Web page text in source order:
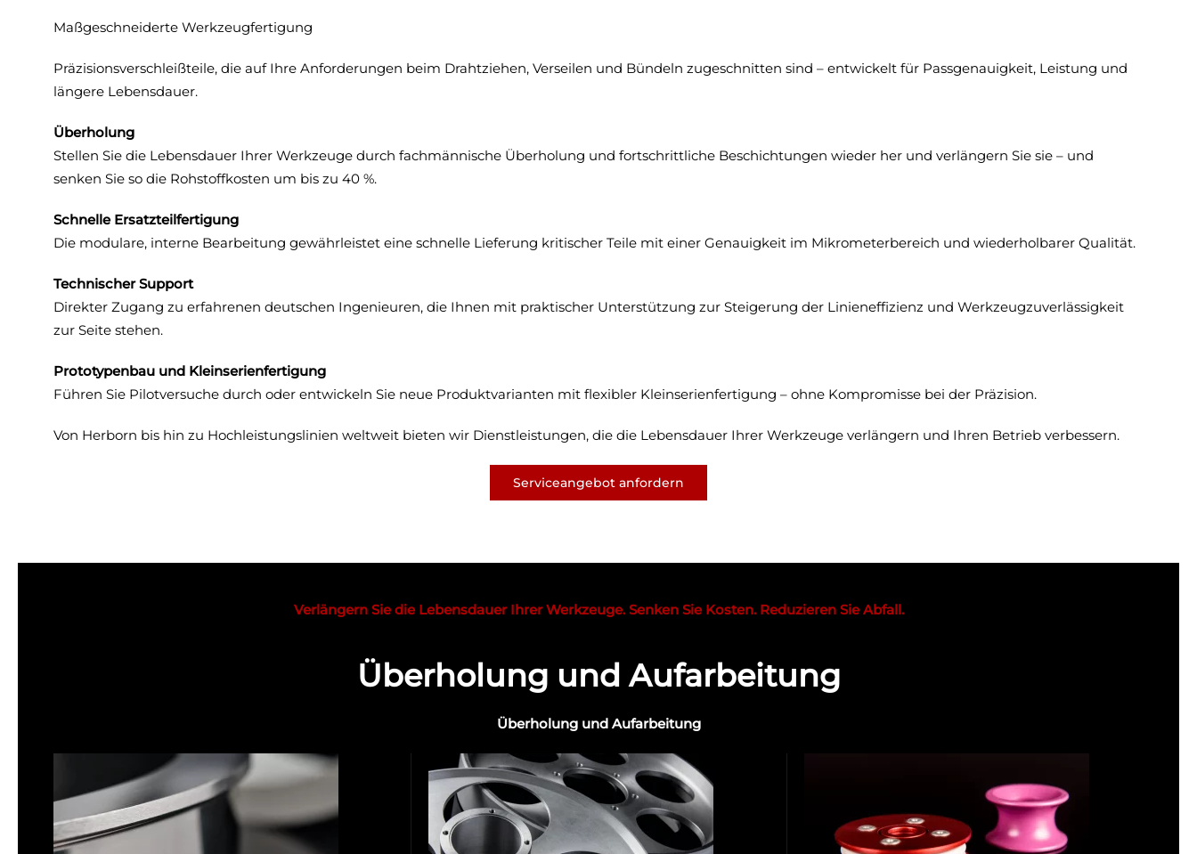
Maßgeschneiderte Werkzeugfertigung
Präzisionsverschleißteile, die auf Ihre Anforderungen beim Drahtziehen, Verseilen und Bündeln zugeschnitten sind – entwickelt für Passgenauigkeit, Leistung und
längere Lebensdauer.
Überholung
Stellen Sie die Lebensdauer Ihrer Werkzeuge durch fachmännische Überholung und fortschrittliche Beschichtungen wieder her und verlängern Sie sie – und
senken Sie so die Rohstoffkosten um bis zu 40 %.
Schnelle Ersatzteilfertigung
Die modulare, interne Bearbeitung gewährleistet eine schnelle Lieferung kritischer Teile mit einer Genauigkeit im Mikrometerbereich und wiederholbarer Qualität.
Technischer Support
Direkter Zugang zu erfahrenen deutschen Ingenieuren, die Ihnen mit praktischer Unterstützung zur Steigerung der Linieneffizienz und Werkzeugzuverlässigkeit
zur Seite stehen.
Prototypenbau und Kleinserienfertigung
Führen Sie Pilotversuche durch oder entwickeln Sie neue Produktvarianten mit flexibler Kleinserienfertigung – ohne Kompromisse bei der Präzision.
Von Herborn bis hin zu Hochleistungslinien weltweit bieten wir Dienstleistungen, die die Lebensdauer Ihrer Werkzeuge verlängern und Ihren Betrieb verbessern.
Serviceangebot anfordern
Verlängern Sie die Lebensdauer Ihrer Werkzeuge. Senken Sie Kosten. Reduzieren Sie Abfall.
Überholung und Aufarbeitung
Überholung und Aufarbeitung